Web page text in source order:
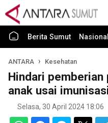
Berita Sumut Nasional
ANTARA Kesehatan
Hindari
anak usai
Selasa, 30 April 2024 18:06